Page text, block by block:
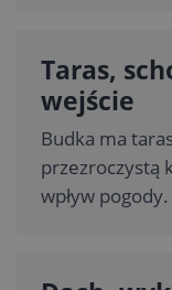
Taras,
wejście
Budka ma
przezroczystą
wpływ pogody.